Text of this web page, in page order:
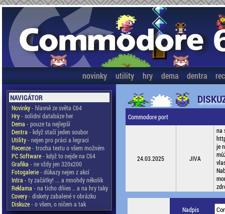
novinky utility hry dema dentra
NAVIGÁTOR
Novinky- hlavně ze světa C64
Hry- solidní databáze her
Dema - pouze ta nejlepší
Dentra - když stačí jeden soubor
Utility- nejen pro práci a legraci
Recenze- trocha textu o všem možném
PC Software- když to nejde na C64
Grafika - ne vždy jen 320x200
Fotogalerie- důkazy nejen z akcí
Intra - ty začátky! ... a mnohdy několik
Reklama - na ticho dňies .. a na hry taky
Covery- diskety zabalené v obrázku
Diskuze- o všem, o ničem a tak
Commodore port
24.03.2025 JIVA
na
je
Nadpis